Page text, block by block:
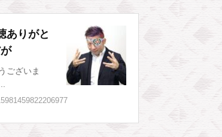
ありがと
ございま